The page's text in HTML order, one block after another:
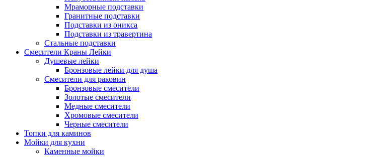
Мраморные подставки
Гранитные подставки
Подставки из оникса
Подставки из травертина
Стальные подставки
Смесители Краны Лейки
Душевые лейки
Бронзовые лейки для душа
Смесители для раковин
Бронзовые смесители
Золотые смесители
Медные смесители
Хромовые смесители
Черные смесители
Топки для каминов
Мойки для кухни
Каменные мойки